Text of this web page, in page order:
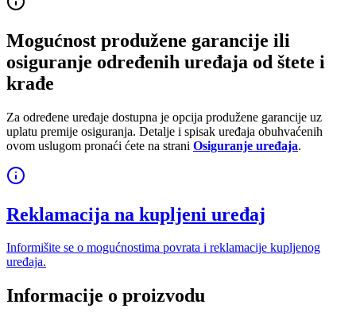
Mogućnost produžene garancije ili
osiguranje određenih uređaja od štete i
krađe
Za određene uređaje dostupna je opcija produžene garancije uz
uplatu premije osiguranja. Detalje i spisak uređaja obuhvaćenih
ovom uslugom pronaći ćete na strani Osiguranje uređaja.
Reklamacija na kupljeni uređaj
Informišite se o mogućnostima povrata i reklamacije kupljenog
uređaja.
Informacije o proizvodu